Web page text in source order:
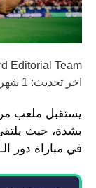
Editorial Team
اخر تحديث: 1 شهر ago
يستقبل ملعب
بشدة، حيث
في مباراة دور الـ 16 من كأس العالم 2026.